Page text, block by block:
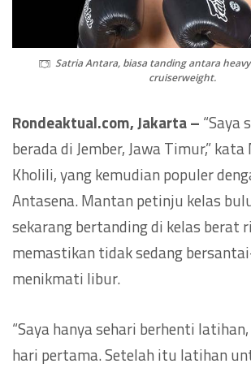
Satria Antara, biasa tanding antara
cruiserweight.
Rondeaktual.com, Jakarta – “Saya
berada di Jember, Jawa Timur,”
Kholili, yang kemudian populer
Antasena. Mantan petinju kelas
sekarang bertanding di kelas berat
memastikan tidak sedang
menikmati libur.
“Saya hanya sehari berhenti
hari pertama. Setelah itu latihan